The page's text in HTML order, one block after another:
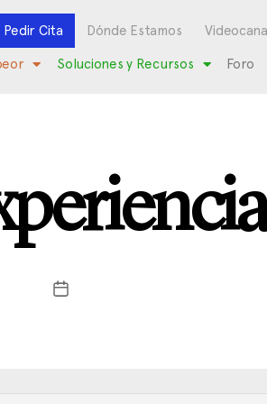
Pedir Cita Dónde Estamos
Soluciones y Recursos Foro